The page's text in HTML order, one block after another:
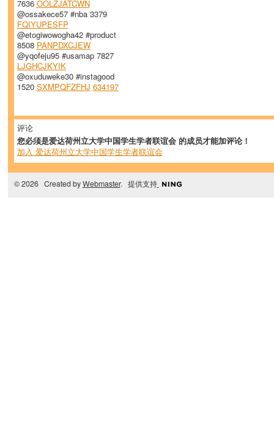
7636 OOLZJATCWN
@ossakece57 #nba 3379
FQIYUPESFP
@etogiwowogha42 #product
8508 PANPDXCJEW
@yqofeju95 #usamap 7827
LJGHCJKYIK
@oxuduweke30 #instagood
1520 SXMPQFZFHJ 634197
评论
您必须是爱达荷州立大学中国学生学者联谊会 的成员才能加评论！
加入 爱达荷州立大学中国学生学者联谊会
© 2026 Created byWebmaster. 提供支持